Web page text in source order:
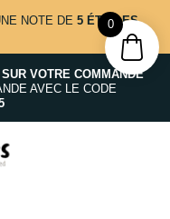
NOTE DE5 ÉTOILES
VOTRE COMMANDE
AVEC LE CODE
0